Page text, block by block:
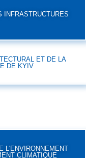
INFRASTRUCTURES
ET DE LA
DE KYIV
L'ENVIRONNEMENT
CLIMATIQUE